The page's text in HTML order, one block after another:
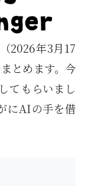
2026年3月17
とめます。今
てもらいまし
にAIの手を借